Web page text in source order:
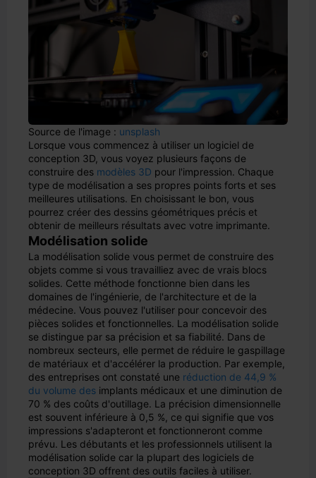
Source de l'image : unsplash
Lorsque vous commencez à utiliser un logiciel de
conception 3D, vous voyez plusieurs façons de
construire des modèles 3D pour l'impression. Chaque
type de modélisation a ses propres points forts et ses
meilleures utilisations. En choisissant le bon, vous
pourrez créer des dessins géométriques précis et
obtenir de meilleurs résultats avec votre imprimante.
Modélisation solide
La modélisation solide vous permet de construire des
objets comme si vous travailliez avec de vrais blocs
solides. Cette méthode fonctionne bien dans les
domaines de l'ingénierie, de l'architecture et de la
médecine. Vous pouvez l'utiliser pour concevoir des
pièces solides et fonctionnelles. La modélisation solide
se distingue par sa précision et sa fiabilité. Dans de
nombreux secteurs, elle permet de réduire le gaspillage
de matériaux et d'accélérer la production. Par exemple,
des entreprises ont constaté une réduction de 44,9 %
du volume des implants médicaux et une diminution de
70 % des coûts d'outillage. La précision dimensionnelle
est souvent inférieure à 0,5 %, ce qui signifie que vos
impressions s'adapteront et fonctionneront comme
prévu. Les débutants et les professionnels utilisent la
modélisation solide car la plupart des logiciels de
conception 3D offrent des outils faciles à utiliser.